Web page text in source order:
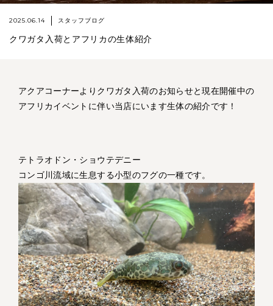
2025.06.14 スタッフブログ
クワガタ入荷とアフリカの生体紹介
アクアコーナーよりクワガタ入荷のお知らせと現在開催中の
アフリカイベントに伴い当店にいます生体の紹介です！
テトラオドン・ショウテデニー
コンゴ川流域に生息する小型のフグの一種です。